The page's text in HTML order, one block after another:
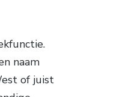
naam
of juist